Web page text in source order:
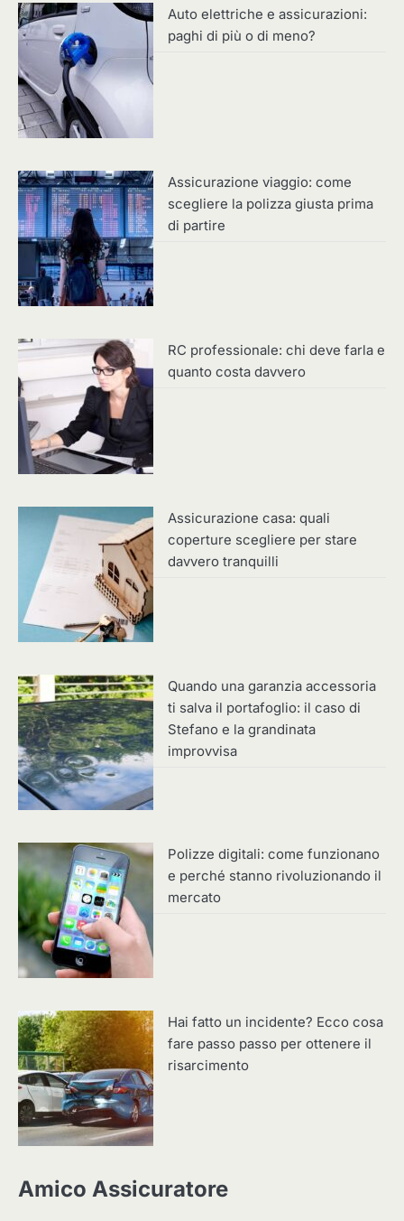
Auto elettriche e assicurazioni:
paghi di più o di meno?
Assicurazione viaggio: come
scegliere la polizza giusta prima
di partire
RC professionale: chi deve farla e
quanto costa davvero
Assicurazione casa: quali
coperture scegliere per stare
davvero tranquilli
Quando una garanzia accessoria
ti salva il portafoglio: il caso di
Stefano e la grandinata
improvvisa
Polizze digitali: come funzionano
e perché stanno rivoluzionando il
mercato
Hai fatto un incidente? Ecco cosa
fare passo passo per ottenere il
risarcimento
Amico Assicuratore